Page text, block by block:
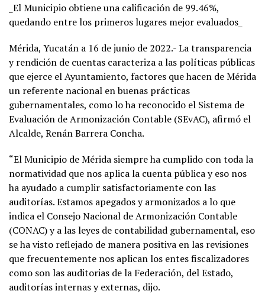
_El Municipio obtiene una calificación de 99.46%,
quedando entre los primeros lugares mejor evaluados_
Mérida, Yucatán a 16 de junio de 2022.- La transparencia
y rendición de cuentas caracteriza a las políticas públicas
que ejerce el Ayuntamiento, factores que hacen de Mérida
un referente nacional en buenas prácticas
gubernamentales, como lo ha reconocido el Sistema de
Evaluación de Armonización Contable (SEvAC), afirmó el
Alcalde, Renán Barrera Concha.
“El Municipio de Mérida siempre ha cumplido con toda la
normatividad que nos aplica la cuenta pública y eso nos
ha ayudado a cumplir satisfactoriamente con las
auditorías. Estamos apegados y armonizados a lo que
indica el Consejo Nacional de Armonización Contable
(CONAC) y a las leyes de contabilidad gubernamental, eso
se ha visto reflejado de manera positiva en las revisiones
que frecuentemente nos aplican los entes fiscalizadores
como son las auditorias de la Federación, del Estado,
auditorías internas y externas, dijo.